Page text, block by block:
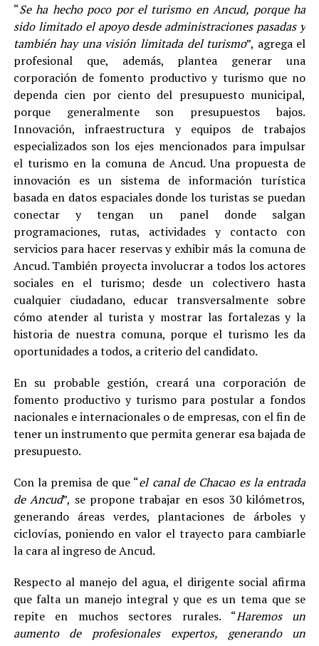
“Se ha hecho poco por el turismo en Ancud, porque ha
sido limitado el apoyo desde administraciones pasadas y
también hay una visión limitada del turismo”, agrega el
profesional que, además, plantea generar una
corporación de fomento productivo y turismo que no
dependa cien por ciento del presupuesto municipal,
porque generalmente son presupuestos bajos.
Innovación, infraestructura y equipos de trabajos
especializados son los ejes mencionados para impulsar
el turismo en la comuna de Ancud. Una propuesta de
innovación es un sistema de información turística
basada en datos espaciales donde los turistas se puedan
conectar y tengan un panel donde salgan
programaciones, rutas, actividades y contacto con
servicios para hacer reservas y exhibir más la comuna de
Ancud. También proyecta involucrar a todos los actores
sociales en el turismo; desde un colectivero hasta
cualquier ciudadano, educar transversalmente sobre
cómo atender al turista y mostrar las fortalezas y la
historia de nuestra comuna, porque el turismo les da
oportunidades a todos, a criterio del candidato.
En su probable gestión, creará una corporación de
fomento productivo y turismo para postular a fondos
nacionales e internacionales o de empresas, con el fin de
tener un instrumento que permita generar esa bajada de
presupuesto.
Con la premisa de que “el canal de Chacao es la entrada
de Ancud”, se propone trabajar en esos 30 kilómetros,
generando áreas verdes, plantaciones de árboles y
ciclovías, poniendo en valor el trayecto para cambiarle
la cara al ingreso de Ancud.
Respecto al manejo del agua, el dirigente social afirma
que falta un manejo integral y que es un tema que se
repite en muchos sectores rurales. “Haremos un
aumento de profesionales expertos, generando un